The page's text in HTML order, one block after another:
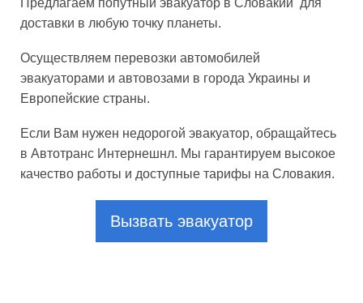
доставки в любую точку планеты.
Осуществляем перевозки автомобилей
эвакуаторами и автовозами в города Украины и
Европейские страны.
Если Вам нужен недорогой эвакуатор, обращайтесь
в Автотранс Интернешнл. Мы гарантируем высокое
качество работы и доступные тарифы на Словакия.
Вызвать эвакуатор